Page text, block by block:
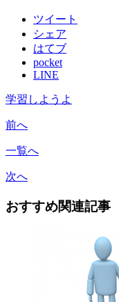
ツイート
シェア
はてブ
pocket
LINE
学習しようよ
前へ
一覧へ
次へ
おすすめ関連記事